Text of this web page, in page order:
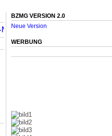
Zeitung für
BZMG VERSION 2.0
Neue Version
WERBUNG